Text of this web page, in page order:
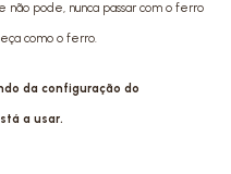
não pode, nunca passar com o ferro
como o ferro.
da configuração do
a usar.